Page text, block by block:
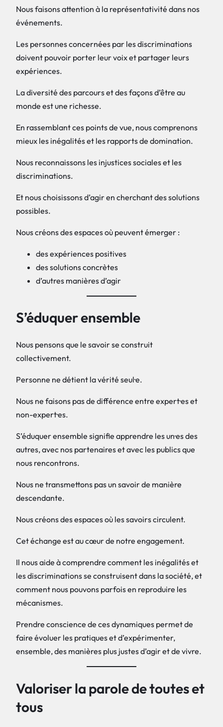
Nous faisons attention à la représentativité dans nos
événements.
Les personnes concernées par les discriminations
doivent pouvoir porter leur voix et partager leurs
expériences.
La diversité des parcours et des façons d’être au
monde est une richesse.
En rassemblant ces points de vue, nous comprenons
mieux les inégalités et les rapports de domination.
Nous reconnaissons les injustices sociales et les
discriminations.
Et nous choisissons d’agir en cherchant des solutions
possibles.
Nous créons des espaces où peuvent émerger :
des expériences positives
des solutions concrètes
d’autres manières d’agir
S’éduquer ensemble
Nous pensons que le savoir se construit
collectivement.
Personne ne détient la vérité seul·e.
Nous ne faisons pas de différence entre expert·es et
non-expert·es.
S’éduquer ensemble signifie apprendre les un·es des
autres, avec nos partenaires et avec les publics que
nous rencontrons.
Nous ne transmettons pas un savoir de manière
descendante.
Nous créons des espaces où les savoirs circulent.
Cet échange est au cœur de notre engagement.
Il nous aide à comprendre comment les inégalités et
les discriminations se construisent dans la société, et
comment nous pouvons parfois en reproduire les
mécanismes.
Prendre conscience de ces dynamiques permet de
faire évoluer les pratiques et d’expérimenter,
ensemble, des manières plus justes d’agir et de vivre.
Valoriser la parole de toutes et
tous